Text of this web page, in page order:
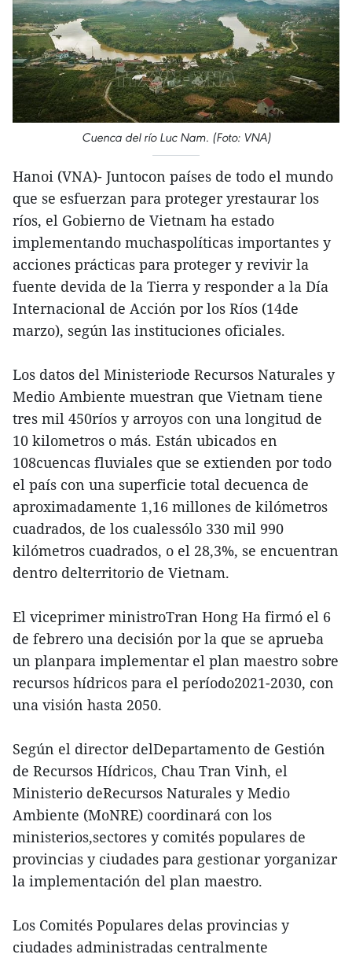
Cuenca del río Luc Nam. (Foto: VNA)
Hanoi (VNA)- Juntocon países de todo el mundo
que se esfuerzan para proteger yrestaurar los
ríos, el Gobierno de Vietnam ha estado
implementando muchaspolíticas importantes y
acciones prácticas para proteger y revivir la
fuente devida de la Tierra y responder a la Día
Internacional de Acción por los Ríos (14de
marzo), según las instituciones oficiales.
Los datos del Ministeriode Recursos Naturales y
Medio Ambiente muestran que Vietnam tiene
tres mil 450ríos y arroyos con una longitud de
10 kilometros o más. Están ubicados en
108cuencas fluviales que se extienden por todo
el país con una superficie total decuenca de
aproximadamente 1,16 millones de kilómetros
cuadrados, de los cualessólo 330 mil 990
kilómetros cuadrados, o el 28,3%, se encuentran
dentro delterritorio de Vietnam.
El viceprimer ministroTran Hong Ha firmó el 6
de febrero una decisión por la que se aprueba
un planpara implementar el plan maestro sobre
recursos hídricos para el período2021-2030, con
una visión hasta 2050.
Según el director delDepartamento de Gestión
de Recursos Hídricos, Chau Tran Vinh, el
Ministerio deRecursos Naturales y Medio
Ambiente (MoNRE) coordinará con los
ministerios,sectores y comités populares de
provincias y ciudades para gestionar yorganizar
la implementación del plan maestro.
Los Comités Populares delas provincias y
ciudades administradas centralmente